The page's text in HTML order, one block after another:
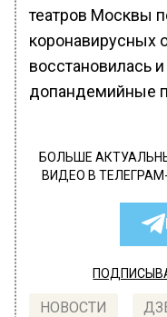
театров Москвы
коронавирусных
восстановилась
допандемийные
БОЛЬШЕ
ВИДЕО В
НОВОСТИ